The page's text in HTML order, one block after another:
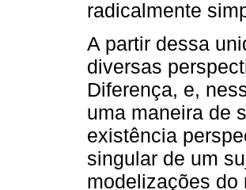
radicalmente
A partir dessa
diversas
Diferença, e,
uma maneira de
existência
singular de um
modelizações do